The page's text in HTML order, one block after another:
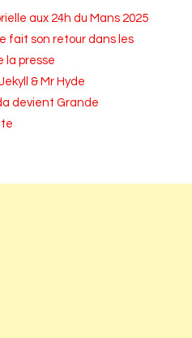
aux 24h du Mans 2025
fait son retour dans les
la presse
& Mr Hyde
devient Grande